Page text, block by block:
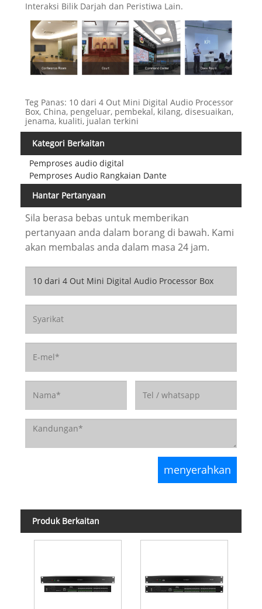
Interaksi Bilik Darjah dan Peristiwa Lain.
Teg Panas: 10 dari 4 Out Mini Digital Audio Processor
Box, China, pengeluar, pembekal, kilang, disesuaikan,
jenama, kualiti, jualan terkini
Kategori Berkaitan
Pemproses audio digital
Pemproses Audio Rangkaian Dante
Hantar Pertanyaan
Sila berasa bebas untuk memberikan
pertanyaan anda dalam borang di bawah. Kami
akan membalas anda dalam masa 24 jam.
Produk Berkaitan